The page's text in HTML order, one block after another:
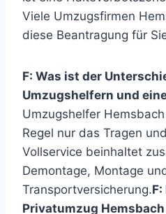
Viele Umzugsfirmen
diese Beantragung für
F: Was ist der
Umzugshelfern und
Umzugshelfer
Regel nur das Tragen
Vollservice beinhaltet
Demontage, Montage
Transportversicherung.
Privatumzug